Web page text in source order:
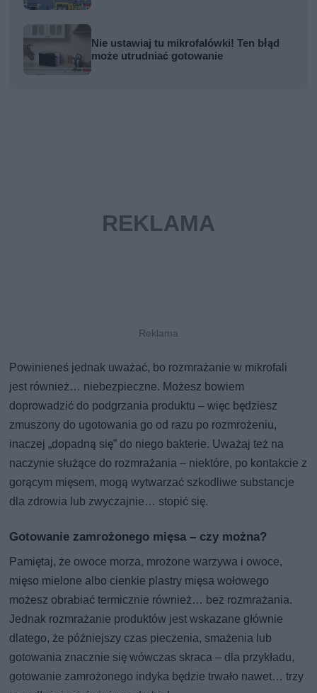
Nie ustawiaj tu mikrofalówki! Ten błąd
może utrudniać gotowanie
Powinieneś jednak uważać, bo rozmrażanie w mikrofali
jest również… niebezpieczne. Możesz bowiem
doprowadzić do podgrzania produktu – więc będziesz
zmuszony do ugotowania go od razu po rozmrożeniu,
inaczej „dopadną się” do niego bakterie. Uważaj też na
naczynie służące do rozmrażania – niektóre, po kontakcie z
gorącym mięsem, mogą wytwarzać szkodliwe substancje
dla zdrowia lub zwyczajnie… stopić się.
Gotowanie zamrożonego mięsa – czy można?
Pamiętaj, że owoce morza, mrożone warzywa i owoce,
mięso mielone albo cienkie plastry mięsa wołowego
możesz obrabiać termicznie również… bez rozmrażania.
Jednak rozmrażanie produktów jest wskazane głównie
dlatego, że późniejszy czas pieczenia, smażenia lub
gotowania znacznie się wówczas skraca – dla przykładu,
gotowanie zamrożonego indyka będzie trwało nawet… trzy